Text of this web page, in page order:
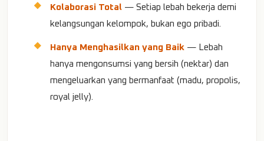
Kolaborasi Total — Setiap lebah bekerja demi
kelangsungan kelompok, bukan ego pribadi.
Hanya Menghasilkan yang Baik — Lebah
hanya mengonsumsi yang bersih (nektar) dan
mengeluarkan yang bermanfaat (madu, propolis,
royal jelly).